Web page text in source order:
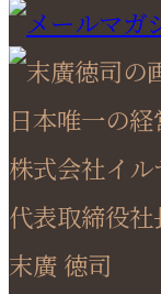
日本唯一の経
株式会社イル
代表取締役社
末廣 徳司